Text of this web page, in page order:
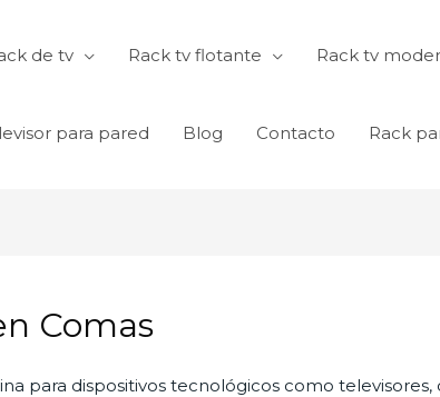
de tv Rack tv flotante Rack tv
para pared Blog Contacto Rack
Comas
para dispositivos tecnológicos como